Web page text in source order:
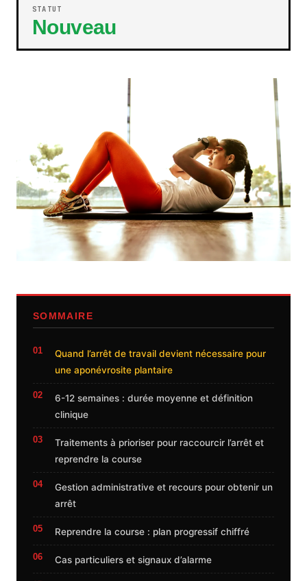
STATUT
Nouveau
SOMMAIRE
Quand l’arrêt de travail devient nécessaire pour
une aponévrosite plantaire
6-12 semaines : durée moyenne et définition
clinique
Traitements à prioriser pour raccourcir l’arrêt et
reprendre la course
Gestion administrative et recours pour obtenir un
arrêt
Reprendre la course : plan progressif chiffré
Cas particuliers et signaux d’alarme